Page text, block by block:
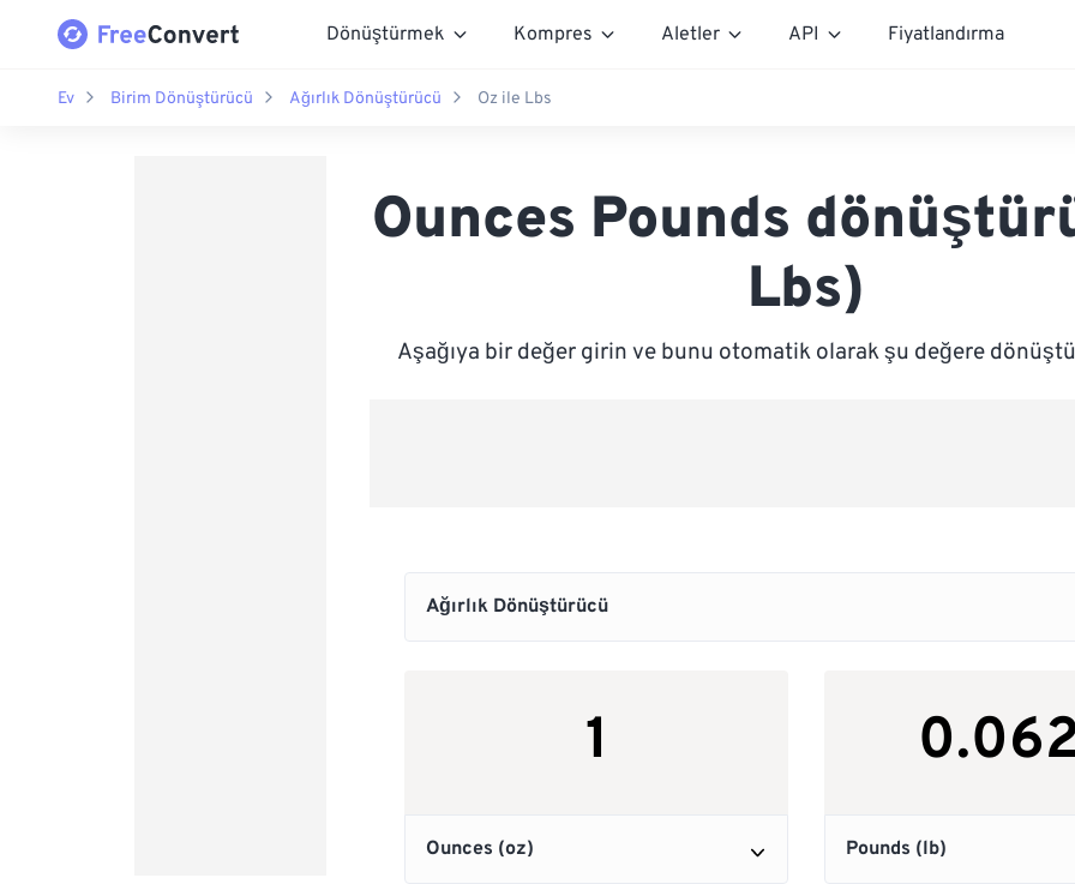
Dönüştürmek Kompres Aletler API Fiyatlandırma
Ev Birim Dönüştürücü Ağırlık Dönüştürücü Oz ile Lbs
Ounces Pounds
Lbs)
Aşağıya bir değer girin ve bunu otomatik olarak şu değere